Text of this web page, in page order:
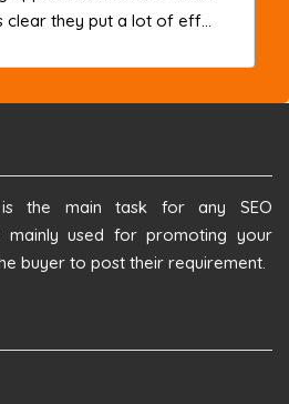
clear they put a lot of eff...
is the main task for any SEO
mainly used for promoting your
buyer to post their requirement.